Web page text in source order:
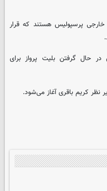
و دنیل گرا ۳ بازیکن خارجی پرسپولیس هستند که قرار
حال گرفتن بلیت پرواز برای
نظر کریم باقری آغاز می‌شود.